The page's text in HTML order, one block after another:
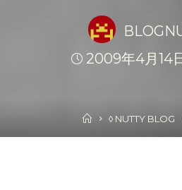
2009年4月14
Home◊ NUTTY BLOG